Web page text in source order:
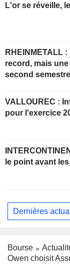
L'or se réveille,
RHEINMETALL : un deuxième trimestre
record, mais
second
VALLOUREC : Intégration des prévisions
pour l'exercice
le point avant
Dernières
Bourse
Owen choisit